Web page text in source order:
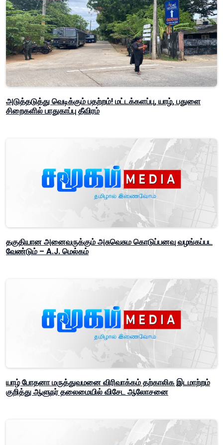
அடுத்தடுத்து வெடிக்கும் பதற்றம்! மட்டக்களப்பு, யாழ், பதுளை
சிறைகளில் பாதுகாப்பு தீவிரம்
தகுதியான அனைவருக்கும் அசுவெசும கொடுப்பனவு வழங்கப்பட
வேண்டும் – A.J. மெல்கம்
யாழ் போதனா மருத்துவமனை விரிவாக்கம் தற்காலிக இடமாற்றம்
குறித்து ஆளுநர் தலைமையில் விசேட ஆலோசனை